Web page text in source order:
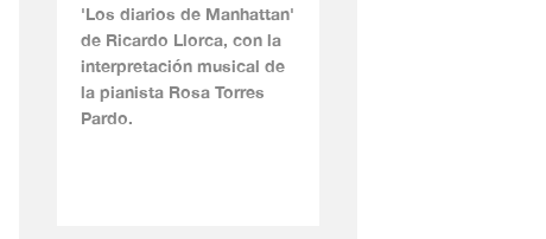
'Los diarios de Manhattan'
de Ricardo Llorca, con la
interpretación musical de
la pianista Rosa Torres
Pardo.